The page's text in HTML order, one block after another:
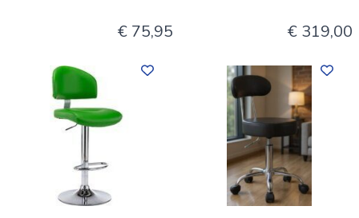
€ 75,95 € 319,00